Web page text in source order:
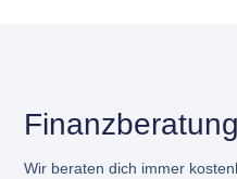
Finanzberatung
Wir beraten dich immer